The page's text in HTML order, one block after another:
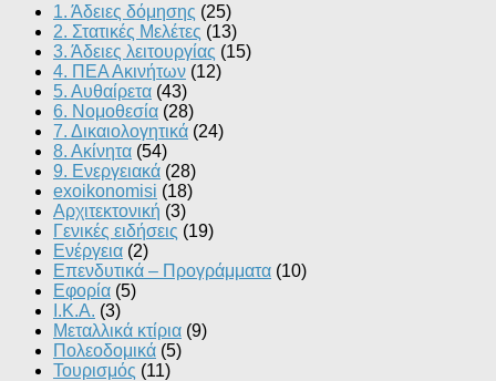
1. Άδειες δόμησης (25)
2. Στατικές Μελέτες (13)
3. Άδειες λειτουργίας (15)
4. ΠΕΑ Ακινήτων (12)
5. Αυθαίρετα (43)
6. Νομοθεσία (28)
7. Δικαιολογητικά (24)
8. Ακίνητα (54)
9. Ενεργειακά (28)
exoikonomisi (18)
Αρχιτεκτονική (3)
Γενικές ειδήσεις (19)
Ενέργεια (2)
Επενδυτικά – Προγράμματα (10)
Εφορία (5)
Ι.Κ.Α. (3)
Μεταλλικά κτίρια (9)
Πολεοδομικά (5)
Τουρισμός (11)